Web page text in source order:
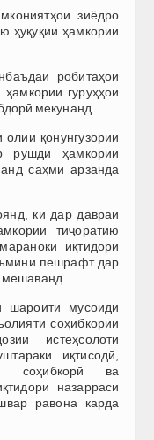
зиёдро
ҳуқуқии ҳамкории
робитаҳои
гурӯҳҳои
мекунанд.
қонунгузории
рушди ҳамкории
саҳми арзанда
ки дар давраи
тиҷоратию
иқтидори
пешрафт дар
мусоиди
соҳибкории
истеҳсолоти
иқтисодӣ,
соҳибкорӣ ва
назарраси
равона карда